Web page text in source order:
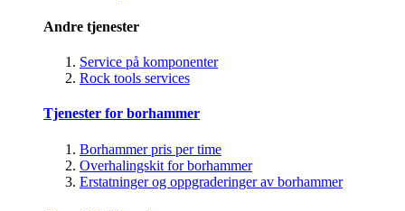
Andre tjenester
Service på komponenter
Rock tools services
Tjenester for borhammer
Borhammer pris per time
Overhalingskit for borhammer
Erstatninger og oppgraderinger av borhammer